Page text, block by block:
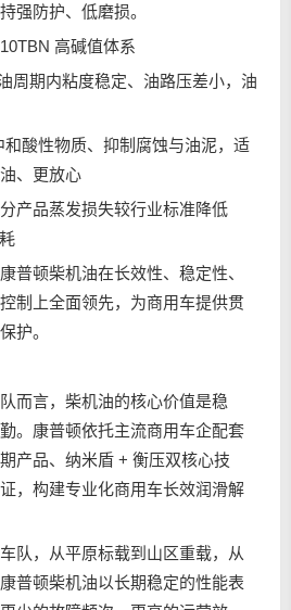
强防护、低磨损。
高碱值体系
期内粘度稳定、油路压差小，油
酸性物质、抑制腐蚀与油泥，适
、更放心
品蒸发损失较行业标准降低
顿柴机油在长效性、稳定性、
制上全面领先，为商用车提供贯
护。
言，柴机油的核心价值是稳
。康普顿依托主流商用车企配套
产品、纳米盾 + 衡压双核心技
，构建专业化商用车长效润滑解
，从平原标载到山区重载，从
普顿柴机油以长期稳定的性能表